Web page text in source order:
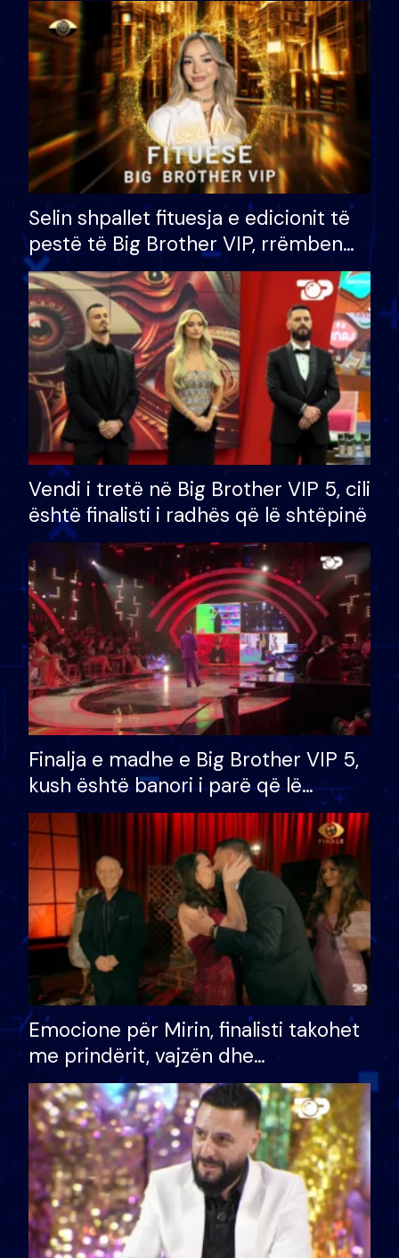
Selin shpallet fituesja e edicionit të
pestë të Big Brother VIP, rrëmben
çmimin e madh prej 100 mijë eurosh
Vendi i tretë në Big Brother VIP 5, cili
është finalisti i radhës që lë shtëpinë
Finalja e madhe e Big Brother VIP 5,
kush është banori i parë që lë
shtëpinë dhe humb mundësinë për
të fituar çmimin e madh
Emocione për Mirin, finalisti takohet
me prindërit, vajzën dhe
bashkëshorten: S’kemi ndonjë letër
divorci apo jo?